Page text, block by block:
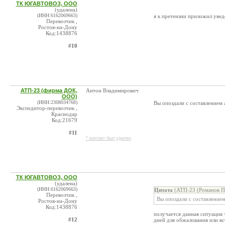
ТК ЮГАВТОВОЗ, ООО
(удалена)
(ИНН:6162069663)
Перевозчик ,
Ростов-на-Дону
Код:1438876
#10
я к претензии приложил
АТП-23 (фирма ДОК,
ООО)
(ИНН:2308034768)
Экспедитор-перевозчик ,
Краснодар
Код:21679
#11
Антон Владимирович
* контакт был удален
Вы опоздали с составлением
ТК ЮГАВТОВОЗ, ООО
(удалена)
(ИНН:6162069663)
Перевозчик ,
Ростов-на-Дону
Код:1438876
#12
Цитата (АТП-23 (Романов
Вы опоздали с
получается данная
дней для обжалования или